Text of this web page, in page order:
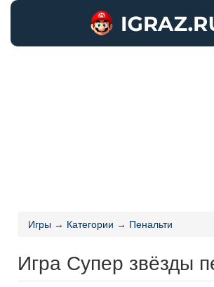
Игры → Категории → Пенальти
Игра Супер звёзды